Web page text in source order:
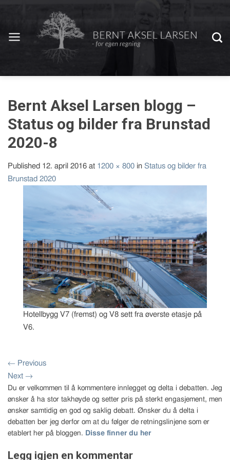
Bernt Aksel Larsen blogg –
Status og bilder fra Brunstad
2020-8
Published 12. april 2016 at 1200 × 800 in Status og bilder fra
Brunstad 2020
Hotellbygg V7 (fremst) og V8 sett fra øverste etasje på
V6.
← Previous
Next →
Du er velkommen til å kommentere innlegget og delta i debatten. Jeg
ønsker å ha stor takhøyde og setter pris på sterkt engasjement, men
ønsker samtidig en god og saklig debatt. Ønsker du å delta i
debatten ber jeg derfor om at du følger de retningslinjene som er
etablert her på bloggen. Disse finner du her
Legg igjen en kommentar